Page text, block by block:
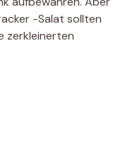
-Salat sollten
zerkleinerten